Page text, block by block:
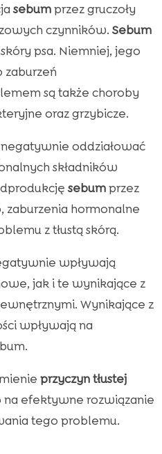
sebumprzez gruczoły
czynników. Sebum
psa. Niemniej, jego
zaburzeń
są także choroby
oraz grzybicze.
oddziałować
składników
sebumprzez
zaburzenia hormonalne
z tłustą skórą.
wpływają
jak i te wynikające z
Wynikające z
wpływają na
przyczyn tłustej
efektywne rozwiązanie
tego problemu.